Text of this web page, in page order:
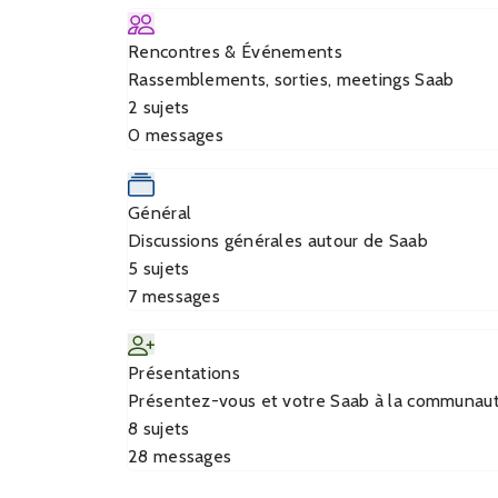
Rencontres & Événements
Rassemblements, sorties, meetings Saab
2 sujets
0 messages
Général
Discussions générales autour de Saab
5 sujets
7 messages
Présentations
Présentez-vous et votre Saab à la
8 sujets
28 messages